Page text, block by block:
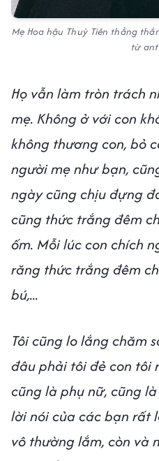
Mẹ Hoa hậu Thuỳ Tiên thẳng
từ
Họ vẫn làm tròn trách
mẹ. Không ở với con
không thương con, bỏ
người mẹ như bạn,
ngày cũng chịu đựng
cũng thức trắng đêm
ốm. Mỗi lúc con chích
răng thức trắng đêm
bú,...
Tôi cũng lo lắng chăm
đâu phải tôi đẻ con tôi
cũng là phụ nữ, cũng
lời nói của các bạn rất
vô thường lắm, còn và